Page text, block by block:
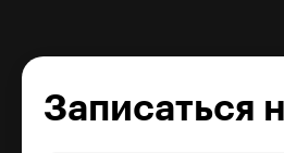
Записаться